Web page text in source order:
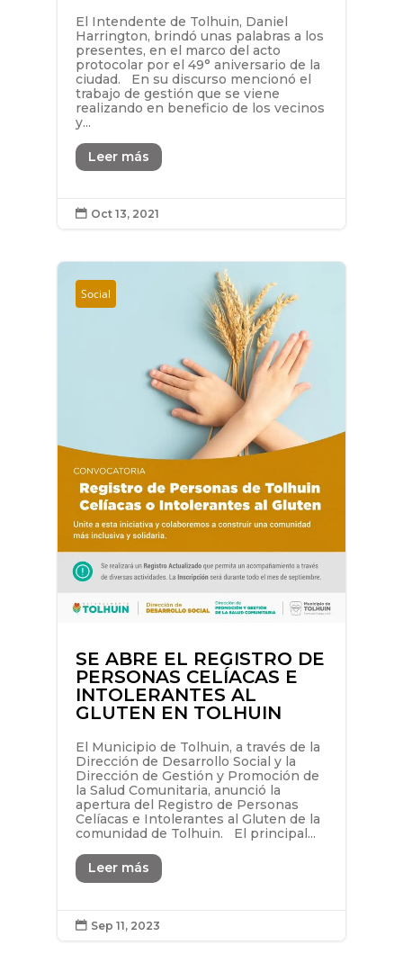
El Intendente de Tolhuin, Daniel
Harrington, brindó unas palabras a los
presentes, en el marco del acto
protocolar por el 49° aniversario de la
ciudad. En su discurso mencionó el
trabajo de gestión que se viene
realizando en beneficio de los vecinos
y...
Leer más
 Oct 13, 2021
Social
SE ABRE EL REGISTRO DE
PERSONAS CELÍACAS E
INTOLERANTES AL
GLUTEN EN TOLHUIN
El Municipio de Tolhuin, a través de la
Dirección de Desarrollo Social y la
Dirección de Gestión y Promoción de
la Salud Comunitaria, anunció la
apertura del Registro de Personas
Celíacas e Intolerantes al Gluten de la
comunidad de Tolhuin. El principal...
Leer más
 Sep 11, 2023